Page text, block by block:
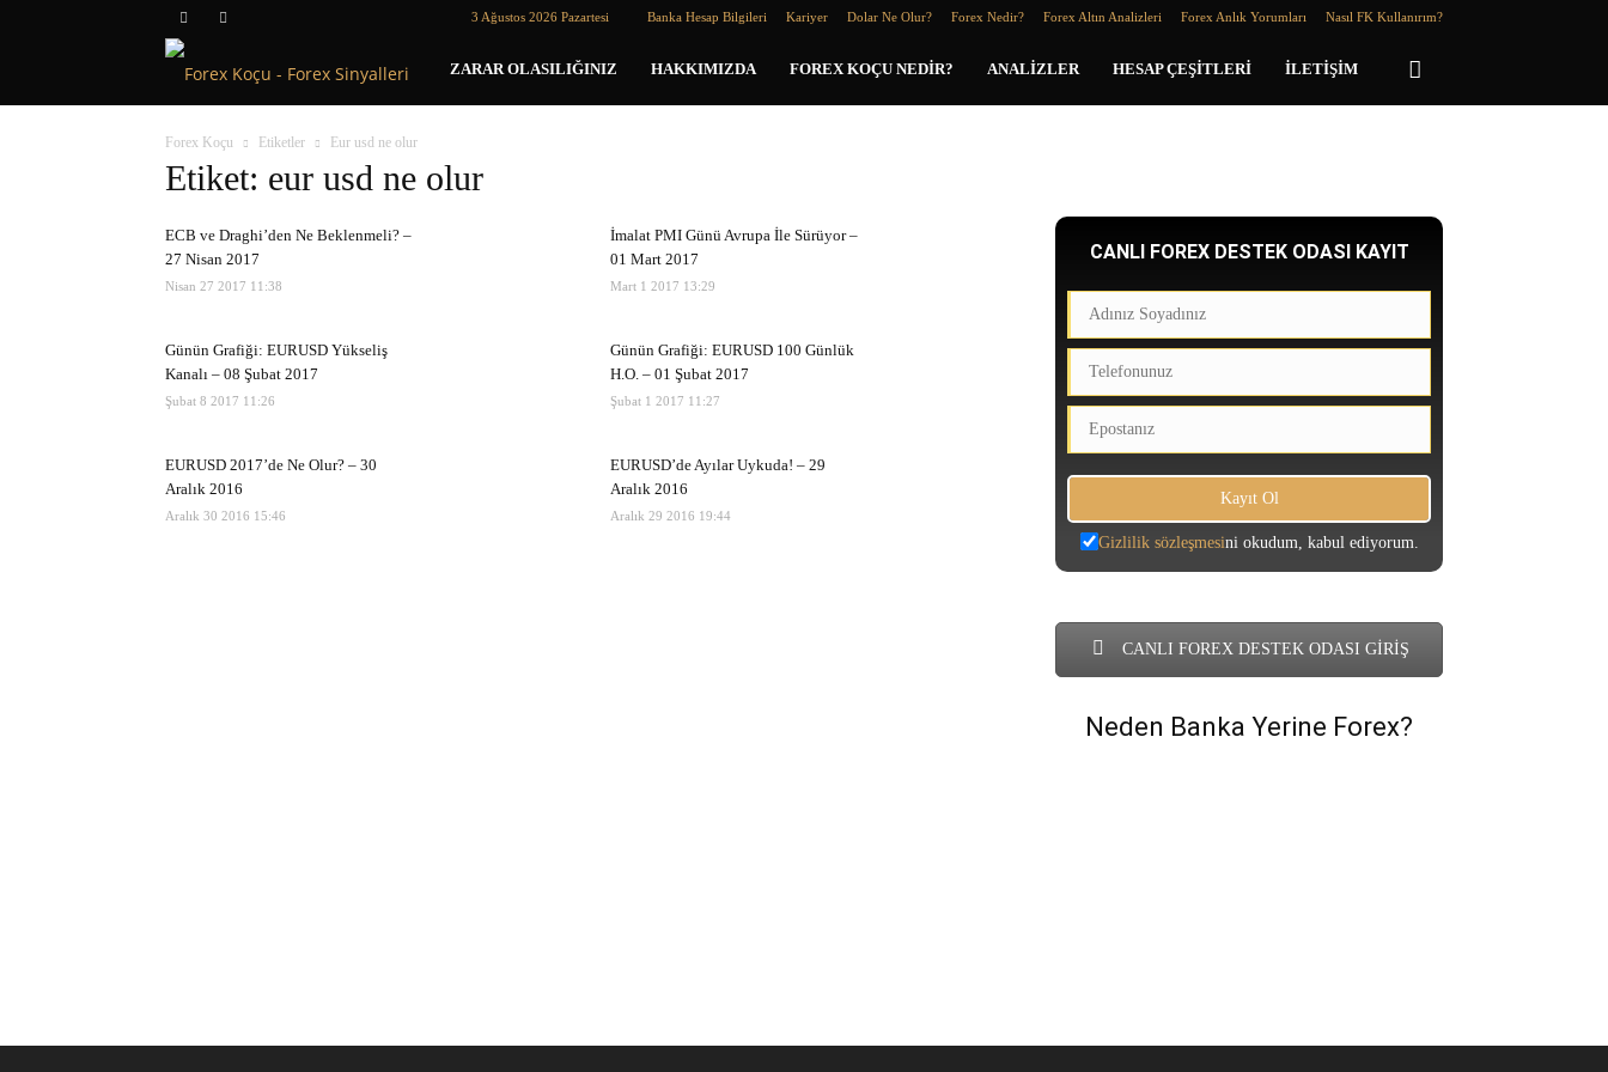
3 Ağustos 2026 Pazartesi Banka Hesap Bilgileri Kariyer Dolar Ne Olur? Forex Nedir? Forex Altın Analizleri Forex Anlık Yorumları Nasıl FK Kullanırım?
Forex
ZARAR OLASILIĞINIZ HAKKIMIZDA FOREX KOÇU NEDIR? ANALIZLER HESAP ÇEŞITLERI İLETIŞIM
Forex Koçu Etiketler Eur usd ne olur
Etiket: eur usd ne olur
ECB ve Draghi’den Ne Beklenmeli? –
27 Nisan 2017
Nisan 27 2017 11:38
İmalat PMI Günü Avrupa İle Sürüyor –
01 Mart 2017
Mart 1 2017 13:29
Günün Grafiği: EURUSD Yükseliş
Kanalı – 08 Şubat 2017
Şubat 8 2017 11:26
Günün Grafiği: EURUSD 100 Günlük
H.O. – 01 Şubat 2017
Şubat 1 2017 11:27
EURUSD 2017’de Ne Olur? – 30
Aralık 2016
Aralık 30 2016 15:46
EURUSD’de Ayılar Uykuda! – 29
Aralık 2016
Aralık 29 2016 19:44
CANLI FOREX DESTEK ODASI KAYIT
Gizlilik sözleşmesini okudum, kabul ediyorum.
CANLI FOREX DESTEK ODASI GİRİŞ
Neden Banka Yerine Forex?